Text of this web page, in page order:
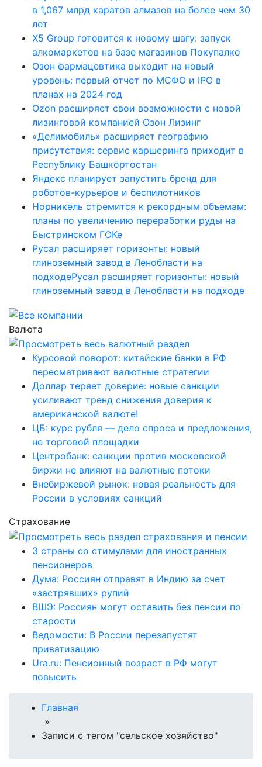
в 1,067 млрд каратов алмазов на более чем 30
лет
X5 Group готовится к новому шагу: запуск
алкомаркетов на базе магазинов Покупалко
Озон фармацевтика выходит на новый
уровень: первый отчет по МСФО и IPO в
планах на 2024 год
Ozon расширяет свои возможности с новой
лизинговой компанией Озон Лизинг
«Делимобиль» расширяет географию
присутствия: сервис каршеринга приходит в
Республику Башкортостан
Яндекс планирует запустить бренд для
роботов-курьеров и беспилотников
Норникель стремится к рекордным объемам:
планы по увеличению переработки руды на
Быстринском ГОКе
Русал расширяет горизонты: новый
глиноземный завод в Ленобласти на
подходеРусал расширяет горизонты: новый
глиноземный завод в Ленобласти на подходе
Валюта
Курсовой поворот: китайские банки в РФ
пересматривают валютные стратегии
Доллар теряет доверие: новые санкции
усиливают тренд снижения доверия к
американской валюте!
ЦБ: курс рубля — дело спроса и предложения,
не торговой площадки
Центробанк: санкции против московской
биржи не влияют на валютные потоки
Внебиржевой рынок: новая реальность для
России в условиях санкций
Страхование
3 страны со стимулами для иностранных
пенсионеров
Дума: Россиян отправят в Индию за счет
«застрявших» рупий
ВШЭ: Россиян могут оставить без пенсии по
старости
Ведомости: В России перезапустят
приватизацию
Ura.ru: Пенсионный возраст в РФ могут
повысить
Главная
»
Записи с тегом "сельское хозяйство"